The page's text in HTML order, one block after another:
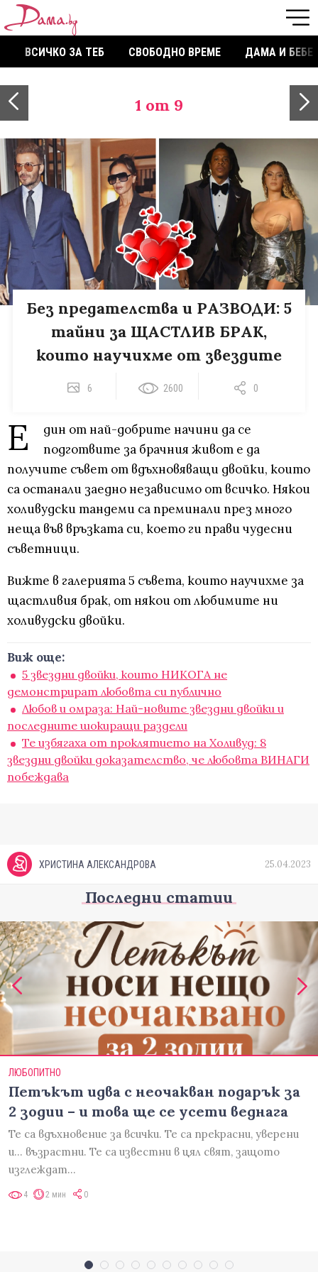
ВСИЧКО ЗА ТЕБ СВОБОДНО ВРЕМЕ ДАМА И БЕБЕ
1 от 9
Без предателства и РАЗВОДИ: 5
тайни за ЩАСТЛИВ БРАК,
които научихме от звездите
6 2600 0
Е
дин от най-добрите начини да се
подготвите за брачния живот е да
получите съвет от вдъхновяващи двойки, които
са останали заедно независимо от всичко. Някои
холивудски тандеми са преминали през много
неща във връзката си, което ги прави чудесни
съветници.
Вижте в галерията 5 съвета, които научихме за
щастливия брак, от някои от любимите ни
холивудски двойки.
Виж още:
5 звездни двойки, които НИКОГА не
демонстрират любовта си публично
Любов и омраза: Най-новите звездни двойки и
последните шокиращи раздели
Те избягаха от проклятието на Холивуд: 8
звездни двойки доказателство, че любовта ВИНАГИ
побеждава
ХРИСТИНА АЛЕКСАНДРОВА 25.04.2023
Последни статии
ЛЮБОПИТНО
Петъкът идва с неочакван подарък за
2 зодии – и това ще се усети веднага
Те са вдъхновение за всички. Те са прекрасни, уверени
и... възрастни. Те са известни в цял свят, защото
изглеждат…
4 2 мин 0